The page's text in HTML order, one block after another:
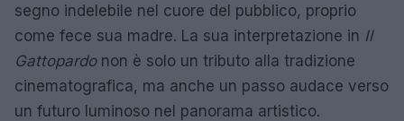
segno indelebile nel cuore del pubblico, proprio
come fece sua madre. La sua interpretazione in Il
Gattopardonon è solo un tributo alla tradizione
cinematografica, ma anche un passo audace verso
un futuro luminoso nel panorama artistico.